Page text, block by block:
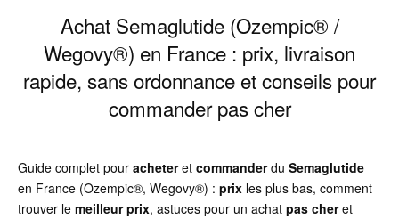
Achat Semaglutide (Ozempic® /
Wegovy®) en France : prix, livraison
rapide, sans ordonnance et conseils pour
commander pas cher
Guide complet pour acheteret commanderdu Semaglutide
en France (Ozempic®, Wegovy®) : prix les plus bas, comment
trouver le meilleur prix, astuces pour un achat pas cheret